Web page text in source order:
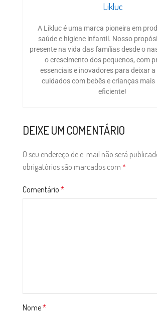
Likluc
A Likluc é uma marca pioneira em
saúde e higiene infantil. Nosso
presente na vida das famílias desde o
o crescimento dos pequenos, com
essenciais e inovadores para deixar
cuidados com bebês e crianças mais
eficiente!
DEIXE UM COMENTÁRIO
O seu endereço de e-mail não será
obrigatórios são marcados com *
Comentário *
Nome*